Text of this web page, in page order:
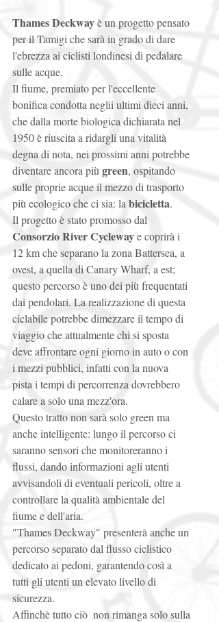
Thames Deckway è un progetto pensato
per il Tamigi che sarà in grado di dare
l'ebrezza ai ciclisti londinesi di pedalare
sulle acque.
Il fiume, premiato per l'eccellente
bonifica condotta neglii ultimi dieci anni,
che dalla morte biologica dichiarata nel
1950 è riuscita a ridargli una vitalità
degna di nota, nei prossimi anni potrebbe
diventare ancora più green, ospitando
sulle proprie acque il mezzo di trasporto
più ecologico che ci sia: la bicicletta.
Il progetto è stato promosso dal
Consorzio River Cycleway e coprirà i
12 km che separano la zona Battersea, a
ovest, a quella di Canary Wharf, a est;
questo percorso è uno dei più frequentati
dai pendolari. La realizzazione di questa
ciclabile potrebbe dimezzare il tempo di
viaggio che attualmente chi si sposta
deve affrontare ogni giorno in auto o con
i mezzi pubblici, infatti con la nuova
pista i tempi di percorrenza dovrebbero
calare a solo una mezz'ora.
Questo tratto non sarà solo green ma
anche intelligente: lungo il percorso ci
saranno sensori che monitoreranno i
flussi, dando informazioni agli utenti
avvisandoli di eventuali pericoli, oltre a
controllare la qualità ambientale del
fiume e dell'aria.
"Thames Deckway" presenterà anche un
percorso separato dal flusso ciclistico
dedicato ai pedoni, garantendo così a
tutti gli utenti un elevato livello di
sicurezza.
Affinchè tutto ciò  non rimanga solo sulla